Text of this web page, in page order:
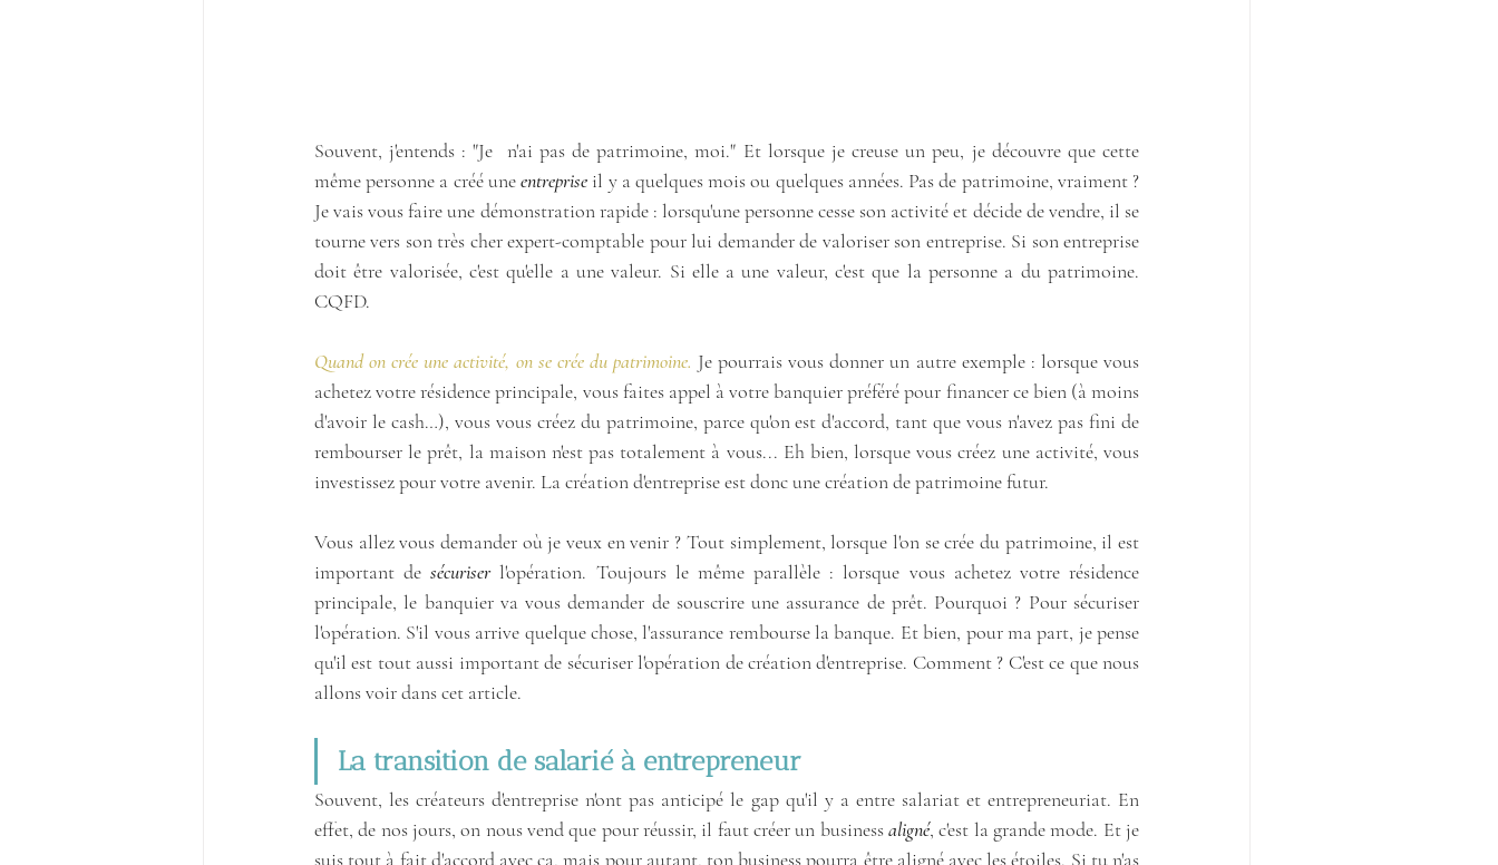
Souvent, j'entends : "Je  n'ai pas de patrimoine, moi." Et lorsque je creuse un peu, je découvre que cette
même personne a créé une entreprise il y a quelques mois ou quelques années. Pas de patrimoine, vraiment ?
Je vais vous faire une démonstration rapide : lorsqu'une personne cesse son activité et décide de vendre, il se
tourne vers son très cher expert-comptable pour lui demander de valoriser son entreprise. Si son entreprise
doit être valorisée, c'est qu'elle a une valeur. Si elle a une valeur, c'est que la personne a du patrimoine.
CQFD.
Quand on crée une activité, on se crée du patrimoine. Je pourrais vous donner un autre exemple : lorsque vous
achetez votre résidence principale, vous faites appel à votre banquier préféré pour financer ce bien (à moins
d'avoir le cash…), vous vous créez du patrimoine, parce qu'on est d'accord, tant que vous n'avez pas fini de
rembourser le prêt, la maison n'est pas totalement à vous... Eh bien, lorsque vous créez une activité, vous
investissez pour votre avenir. La création d'entreprise est donc une création de patrimoine futur.
Vous allez vous demander où je veux en venir ? Tout simplement, lorsque l'on se crée du patrimoine, il est
important de sécuriser l'opération. Toujours le même parallèle : lorsque vous achetez votre résidence
principale, le banquier va vous demander de souscrire une assurance de prêt. Pourquoi ? Pour sécuriser
l'opération. S'il vous arrive quelque chose, l'assurance rembourse la banque. Et bien, pour ma part, je pense
qu'il est tout aussi important de sécuriser l'opération de création d'entreprise. Comment ? C'est ce que nous
allons voir dans cet article.
La transition de salarié à entrepreneur
Souvent, les créateurs d'entreprise n'ont pas anticipé le gap qu'il y a entre salariat et entrepreneuriat. En
effet, de nos jours, on nous vend que pour réussir, il faut créer un business aligné, c'est la grande mode. Et je
suis tout à fait d'accord avec ça, mais pour autant, ton business pourra être aligné avec les étoiles. Si tu n'as